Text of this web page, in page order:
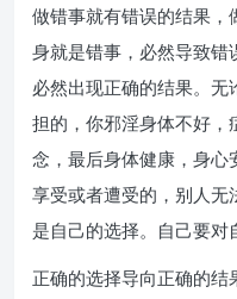
做错事就有错误的结果
身就是错事，必然导致错
必然出现正确的结果。
担的，你邪淫身体不好
念，最后身体健康，身
享受或者遭受的，别人
是自己的选择。自己要对
正确的选择导向正确的结